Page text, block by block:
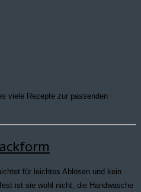
viele Rezepte zur passenden
für leichtes Ablösen und kein
ist sie wohl nicht, die Handwäsche